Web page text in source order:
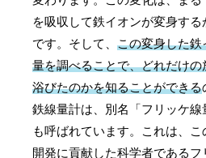
を吸収して鉄イオンが変身する
です。そして、この変身した鉄
量を調べることで、どれだけの
浴びたのかを知ることができる
鉄線量計は、別名「フリッケ線
も呼ばれています。これは、こ
開発に貢献した科学者であるフ